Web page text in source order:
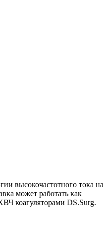
высокочастотного тока на
может работать как
коагуляторами DS.Surg.